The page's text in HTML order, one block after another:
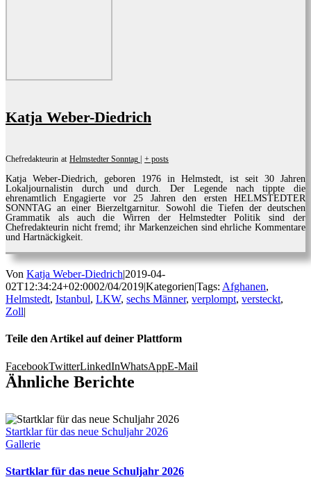
Katja Weber-Diedrich
Chefredakteurin at Helmstedter Sonntag + posts
Katja Weber-Diedrich, geboren 1976 in Helmstedt, ist seit 30 Jahren
Lokaljournalistin durch und durch. Der Legende nach tippte die
ehrenamtlich Engagierte vor 25 Jahren den ersten HELMSTEDTER
SONNTAG an einer Bierzeltgarnitur. Sowohl die Tiefen der deutschen
Grammatik als auch die Wirren der Helmstedter Politik sind der
Chefredakteurin nicht fremd; ihr Markenzeichen sind ehrliche Kommentare
und Hartnäckigkeit.
Von Katja Weber-Diedrich|2019-04-
02T12:34:24+02:0002/04/2019|Kategorien|Tags: Afghanen,
Helmstedt, Istanbul, LKW, sechs Männer, verplompt, versteckt,
Zoll|
Teile den Artikel auf deiner Plattform
FacebookTwitterLinkedInWhatsAppE-Mail
Ähnliche Berichte
Startklar für das neue Schuljahr 2026
Gallerie
Startklar für das neue Schuljahr 2026